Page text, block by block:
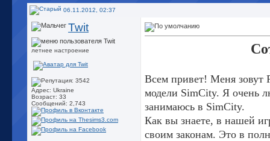
06.11.2012, 02:37
Twit
летнее настроение
Адрес: Ukraine
Возраст: 33
Сообщений: 2,743
Всем привет! Меня зовут
модели SimCity. Я очень
занимаюсь в SimCity.
Как вы знаете, в нашей
своим законам. Это в